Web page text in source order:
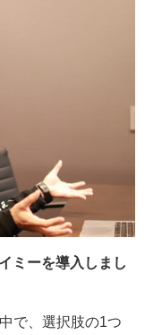
ーを導入しまし
で、選択肢の1つ